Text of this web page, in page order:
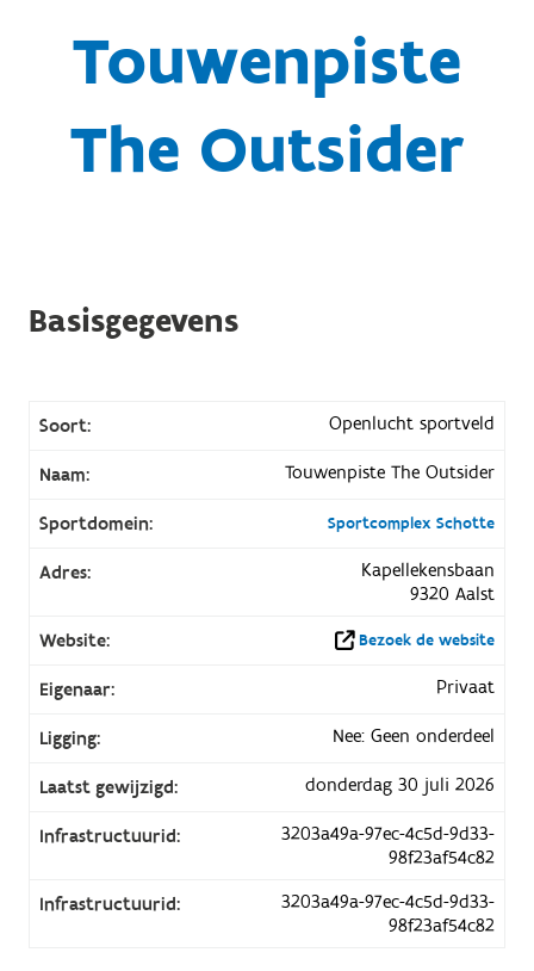
Touwenpiste
The Outsider
Basisgegevens
Soort: Openlucht sportveld
Naam: Touwenpiste The Outsider
Sportdomein: Sportcomplex Schotte
Adres:
Kapellekensbaan
9320 Aalst
Website:
Bezoek de website
Eigenaar: Privaat
Ligging: Nee: Geen onderdeel
Laatst gewijzigd: donderdag 30 juli 2026
Infrastructuurid:
3203a49a-97ec-4c5d-9d33-
98f23af54c82
Infrastructuurid:
3203a49a-97ec-4c5d-9d33-
98f23af54c82